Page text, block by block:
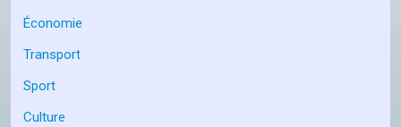
Économie
Transport
Sport
Culture